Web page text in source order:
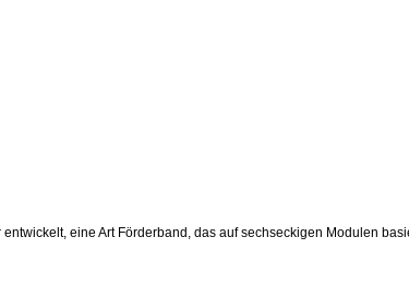
eine Art Förderband, das auf sechseckigen Modulen